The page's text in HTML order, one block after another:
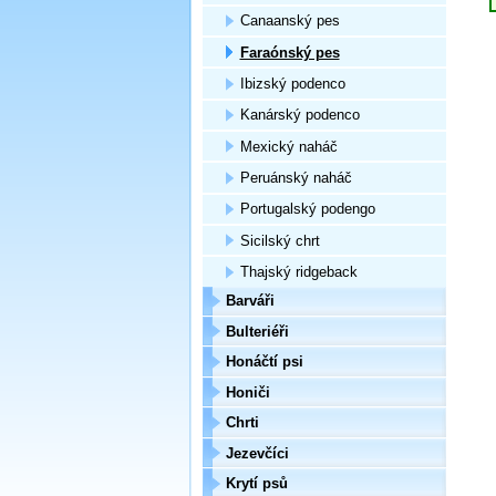
Canaanský pes
Faraónský pes
Ibizský podenco
Kanárský podenco
Mexický naháč
Peruánský naháč
Portugalský podengo
Sicilský chrt
Thajský ridgeback
Barváři
Bulteriéři
Honáčtí psi
Honiči
Chrti
Jezevčíci
Krytí psů